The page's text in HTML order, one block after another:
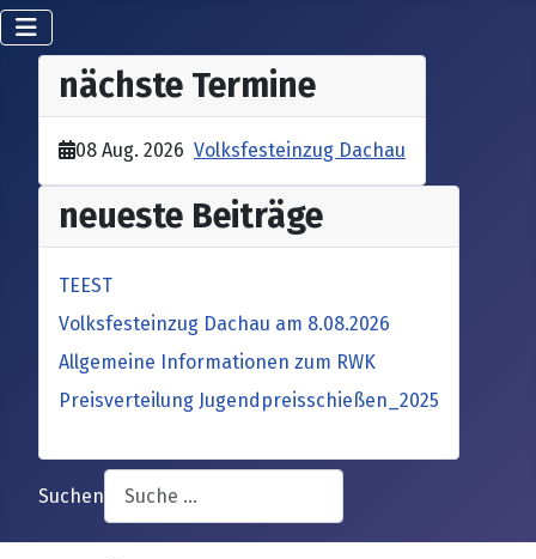
nächste Termine
08 Aug. 2026 Volksfesteinzug Dachau
neueste Beiträge
TEEST
Volksfesteinzug Dachau am 8.08.2026
Allgemeine Informationen zum RWK
Preisverteilung Jugendpreisschießen_2025
Suchen